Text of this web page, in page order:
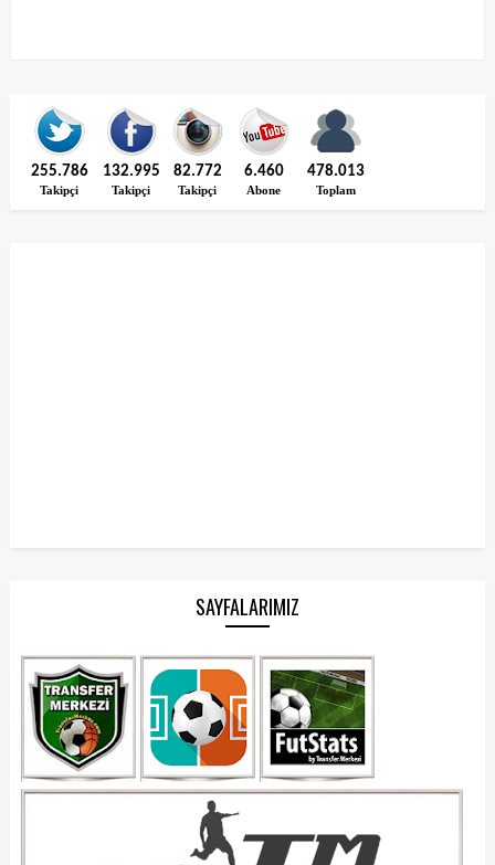
255.786
Takipçi
132.995
Takipçi
82.772
Takipçi
6.460
Abone
478.013
Toplam
SAYFALARIMIZ